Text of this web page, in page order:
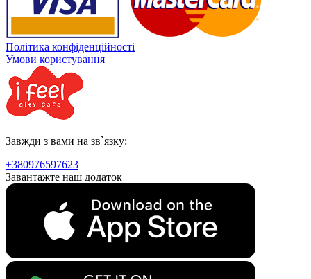
Політика конфіденційності
Умови користування
Завжди з вами на зв`язку:
+380976597623
Завантажте наш додаток